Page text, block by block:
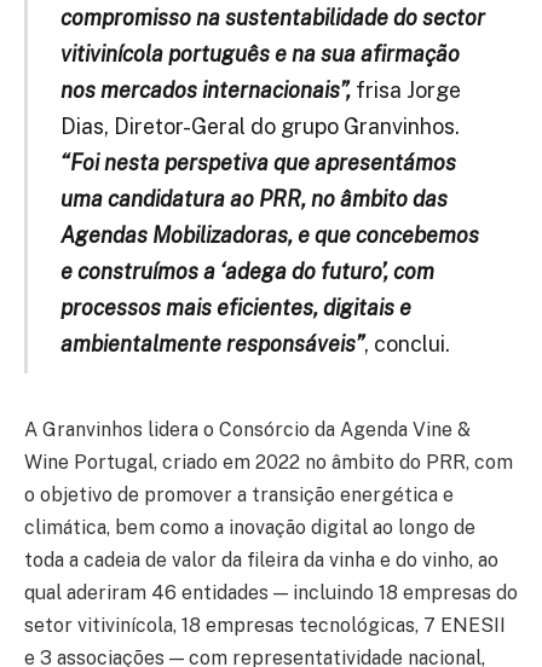
compromisso na sustentabilidade do sector
vitivinícola português e na sua afirmação
nos mercados internacionais”,frisa Jorge
Dias, Diretor-Geral do grupo Granvinhos.
“Foi nesta perspetiva que apresentámos
uma candidatura ao PRR, no âmbito das
Agendas Mobilizadoras, e que concebemos
e construímos a ‘adega do futuro’, com
processos mais eficientes, digitais e
ambientalmente responsáveis”, conclui.
A Granvinhos lidera o Consórcio da Agenda Vine &
Wine Portugal, criado em 2022 no âmbito do PRR, com
o objetivo de promover a transição energética e
climática, bem como a inovação digital ao longo de
toda a cadeia de valor da fileira da vinha e do vinho, ao
qual aderiram 46 entidades — incluindo 18 empresas do
setor vitivinícola, 18 empresas tecnológicas, 7 ENESII
e 3 associações — com representatividade nacional,